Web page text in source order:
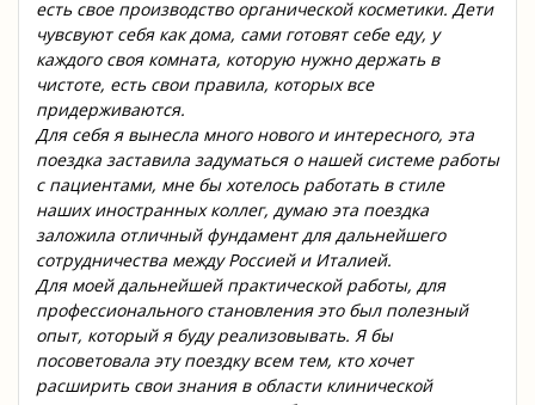
есть свое производство органической косметики. Дети
чувсвуют себя как дома, сами готовят себе еду, у
каждого своя комната, которую нужно держать в
чистоте, есть свои правила, которых все
придерживаются.
Для себя я вынесла много нового и интересного, эта
поездка заставила задуматься о нашей системе работы
с пациентами, мне бы хотелось работать в стиле
наших иностранных коллег, думаю эта поездка
заложила отличный фундамент для дальнейшего
сотрудничества между Россией и Италией.
Для моей дальнейшей практической работы, для
профессионального становления это был полезный
опыт, который я буду реализовывать. Я бы
посоветовала эту поездку всем тем, кто хочет
расширить свои знания в области клинической